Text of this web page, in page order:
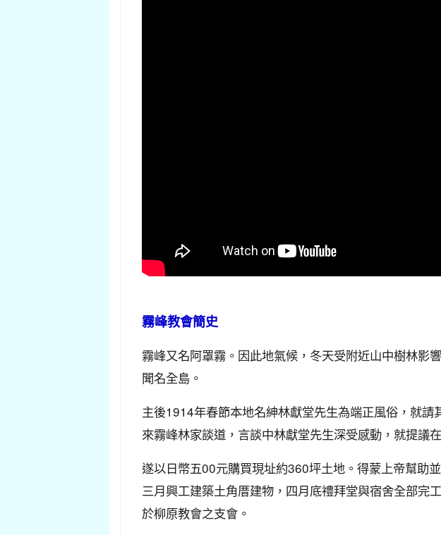
霧峰教會簡史
霧峰又名阿罩霧。因此地氣候，冬天受附近山中樹林影
聞名全島。
主後1914年春節本地名紳林獻堂先生為端正風俗，就
來霧峰林家談道，言談中林獻堂先生深受感動，就提議
遂以日幣五00元購買現址約360坪土地。得蒙上帝幫助
三月興工建築土角厝建物，四月底禮拜堂與宿舍全部完
於柳原教會之支會。